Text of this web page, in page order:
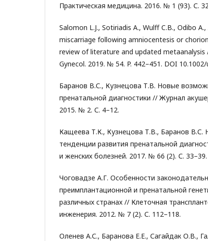
Практическая медицина. 2016. № 1 (93). С.
Salomon L.J., Sotiriadis A., Wulff C.B., Odibo
miscarriage following amniocentesis or
review of literature and updated
Gynecol. 2019. № 54. P. 442–451. DOI
Баранов В.С., Кузнецова Т.В. Новые
пренатальной диагностики // Журнал
2015. № 2. С. 4–12.
Кащеева Т.К., Кузнецова Т.В., Баранов В.С.
тенденции развития пренатальной
и женских болезней. 2017. № 66 (2). С. 33–39.
Чоговадзе А.Г. Особенности
преимплантационной и пренатальной
различных странах // Клеточная
инженерия. 2012. № 7 (2). С. 112–118.
Оленев А.С., Баранова Е.Е., Сагайдак О.В.,